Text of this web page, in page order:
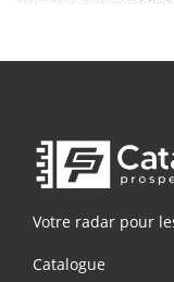
Votre radar pour
Catalogue